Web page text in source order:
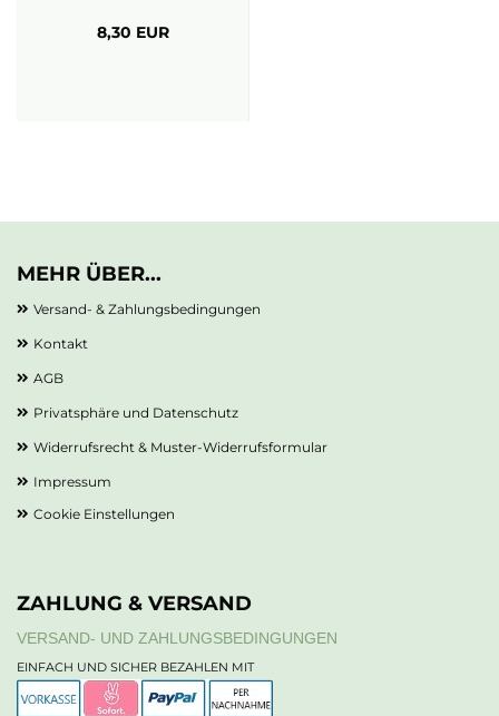
8,30 EUR
MEHR ÜBER...
Versand- & Zahlungsbedingungen
Kontakt
AGB
Privatsphäre und Datenschutz
Widerrufsrecht & Muster-Widerrufsformular
Impressum
Cookie Einstellungen
ZAHLUNG & VERSAND
VERSAND- UND ZAHLUNGSBEDINGUNGEN
EINFACH UND SICHER BEZAHLEN MIT